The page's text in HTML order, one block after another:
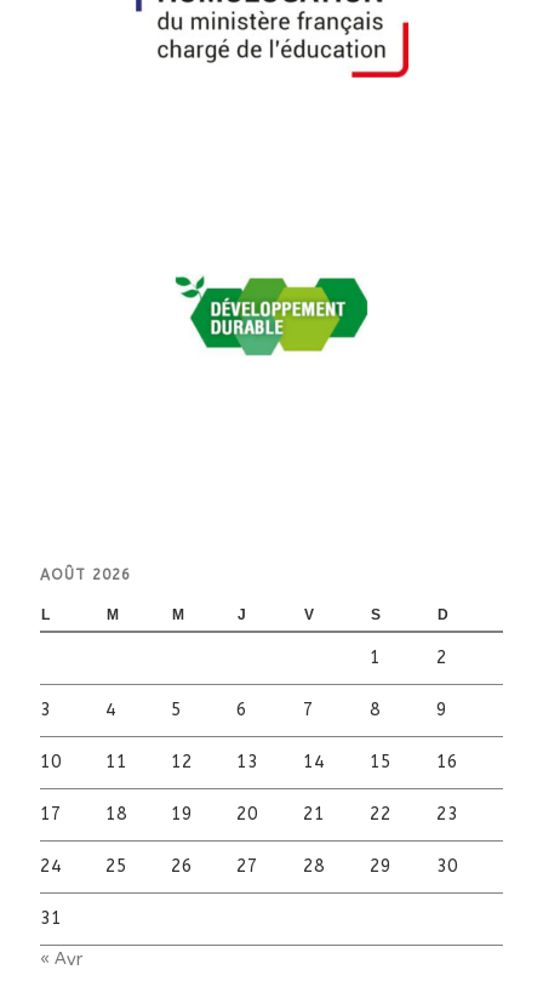
AOÛT 2026
L M M J V S D
1 2
3 4 5 6 7 8 9
10 11 12 13 14 15 16
17 18 19 20 21 22 23
24 25 26 27 28 29 30
31
« Avr